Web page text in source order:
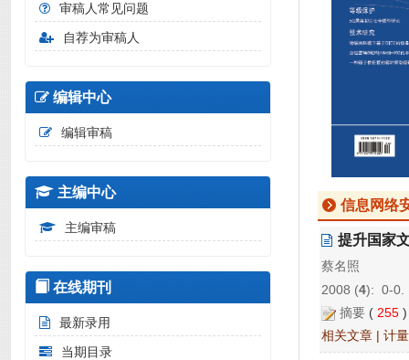
信息网络
提升国家
蔡名照
2008 (4): 0-0.
摘要 ( 255
相关文章 | 计
审稿人常见问题
自荐为审稿人
编辑中心
编辑审稿
主编中心
主编审稿
在线期刊
最新录用
当期目录